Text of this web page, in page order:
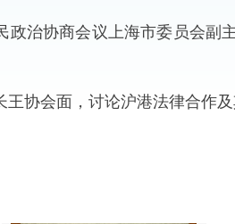
政治协商会议上海市委员会
协会面，讨论沪港法律合作及